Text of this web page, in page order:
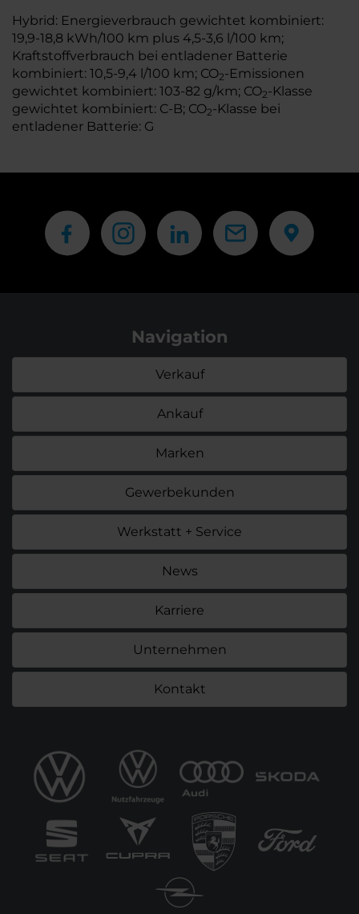
Hybrid: Energieverbrauch gewichtet kombiniert:
19,9-18,8 kWh/100 km plus 4,5-3,6 l/100 km;
Kraftstoffverbrauch bei entladener Batterie
kombiniert: 10,5-9,4 l/100 km; CO2-Emissionen
gewichtet kombiniert: 103-82 g/km; CO2-Klasse
gewichtet kombiniert: C-B; CO2-Klasse bei
entladener Batterie: G
Navigation
Verkauf
Ankauf
Marken
Gewerbekunden
Werkstatt + Service
News
Karriere
Unternehmen
Kontakt